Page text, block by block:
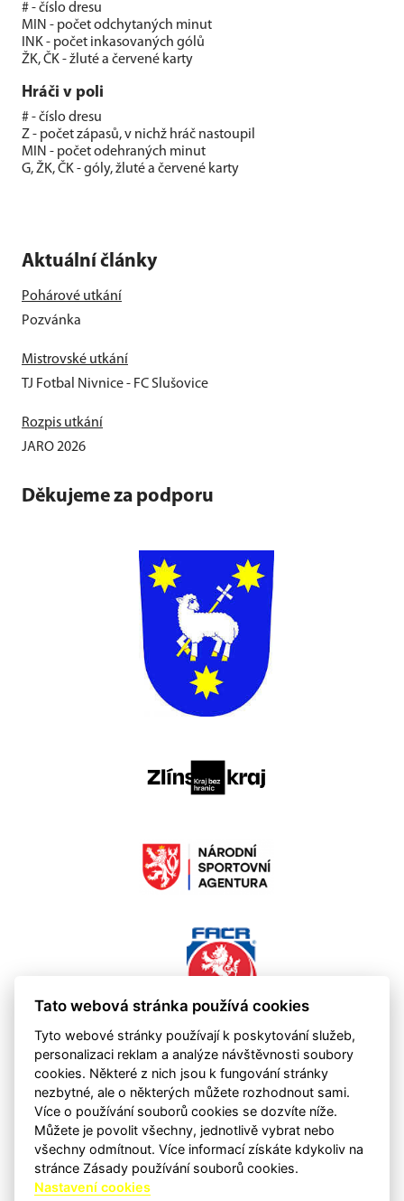
# - číslo dresu
MIN - počet odchytaných minut
INK - počet inkasovaných gólů
ŽK, ČK - žluté a červené karty
Hráči v poli
# - číslo dresu
Z - počet zápasů, v nichž hráč nastoupil
MIN - počet odehraných minut
G, ŽK, ČK - góly, žluté a červené karty
Aktuální články
Pohárové utkání
Pozvánka
Mistrovské utkání
TJ Fotbal Nivnice - FC Slušovice
Rozpis utkání
JARO 2026
Děkujeme za podporu
Tato webová stránka používá cookies
Tyto webové stránky používají k poskytování služeb,
personalizaci reklam a analýze návštěvnosti soubory
cookies. Některé z nich jsou k fungování stránky
nezbytné, ale o některých můžete rozhodnout sami.
Více o používání souborů cookies se dozvíte níže.
Můžete je povolit všechny, jednotlivě vybrat nebo
všechny odmítnout. Více informací získáte kdykoliv na
stránce Zásady používání souborů cookies.
Nastavení cookies